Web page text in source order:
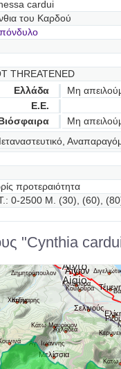
cardui
του Καρδού
THREATENED
Ελλάδα
Μη
Ε.Ε.
Μη
προτεραιότητα
0-2500 M. (30), (60),
"Cynthia
Κουλούρα
Κουλούρα
Αίγιον
Δημητρόπουλον
Κούμαρης
Χατζής
Σελινούς
Κάτω Μαυρίκιον
Αχλαδέα
Αγ. Ιωάννης
Μελίσσια
Κάτω